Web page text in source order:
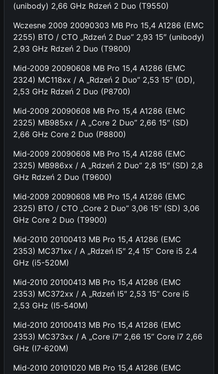
(unibody) 2,66 GHz Rdzeń 2 Duo (T9550)
Wczesne 2009 20090303 MB Pro 15,4 A1286 (EMC
2255) BTO / CTO „Rdzeń 2 Duo” 2,93 15″ (unibody)
2,93 GHz Rdzeń 2 Duo (T9800)
Mid-2009 20090608 MB Pro 15,4 A1286 (EMC
2324) MC118xx / A „Rdzeń 2 Duo” 2,53 15″ (DD),
2,53 GHz Rdzeń 2 Duo (P8700)
Mid-2009 20090608 MB Pro 15,4 A1286 (EMC
2325) MB985xx / A „Core 2 Duo” 2,66 15″ (SD)
2,66 GHz Core 2 Duo (P8800)
Mid-2009 20090608 MB Pro 15,4 A1286 (EMC
2325) MB986xx / A „Rdzeń 2 Duo” 2,8 15″ (SD) 2,8
GHz Rdzeń 2 Duo (T9600)
Mid-2009 20090608 MB Pro 15,4 A1286 (EMC
2325) BTO / CTO „Core 2 Duo” 3,06 15″ (SD) 3,06
GHz Core 2 Duo (T9900)
Mid-2010 20100413 MB Pro 15,4 A1286 (EMC
2353) MC371xx / A „Rdzeń I5″ 2,4 15” Core i5 2.4
GHz (i5-520M)
Mid-2010 20100413 MB Pro 15,4 A1286 (EMC
2353) MC372xx / A „Rdzeń I5″ 2,53 15” Core i5
2,53 GHz (I5-540M)
Mid-2010 20100413 MB Pro 15,4 A1286 (EMC
2353) MC373xx / A „Core i7″ 2,66 15” Core i7 2,66
GHz (I7-620M)
Mid-2010 20101020 MB Pro 15,4 A1286 (EMC